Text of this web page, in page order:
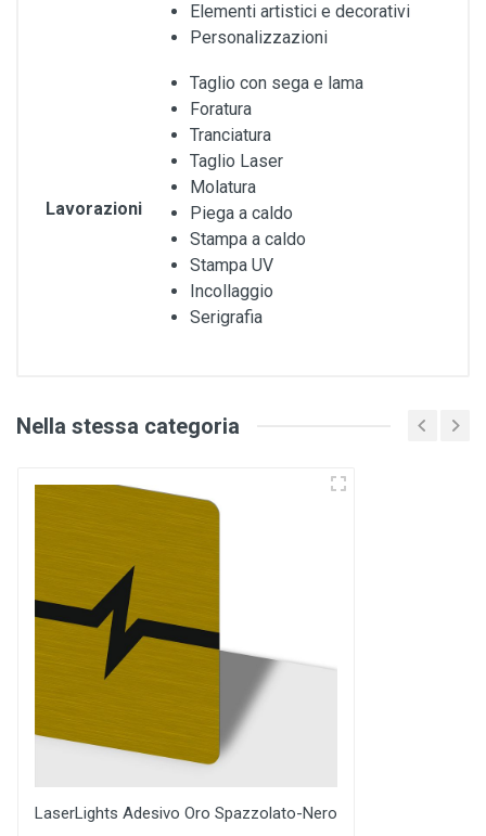
Elementi artistici e decorativi
Personalizzazioni
Lavorazioni
Taglio con sega e lama
Foratura
Tranciatura
Taglio Laser
Molatura
Piega a caldo
Stampa a caldo
Stampa UV
Incollaggio
Serigrafia
Nella stessa categoria
LaserLights Adesivo Oro Spazzolato-Nero